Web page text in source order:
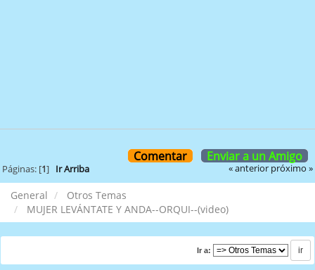
Comentar Enviar a un Amigo
Páginas: [1] Ir Arriba « anterior próximo »
General
Otros Temas
MUJER LEVÁNTATE Y ANDA--ORQUI--(video)
Ir a: